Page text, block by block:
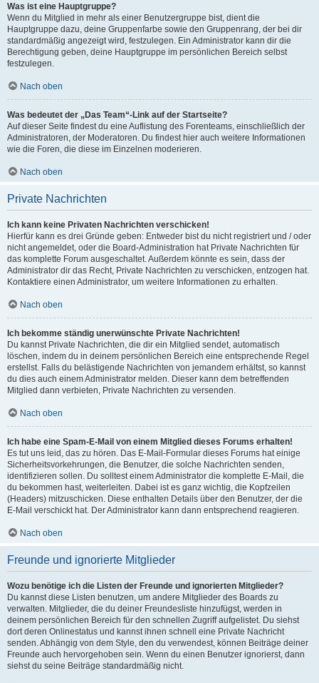
Was ist eine Hauptgruppe?
Wenn du Mitglied in mehr als einer Benutzergruppe bist, dient die
Hauptgruppe dazu, deine Gruppenfarbe sowie den Gruppenrang, der bei dir
standardmäßig angezeigt wird, festzulegen. Ein Administrator kann dir die
Berechtigung geben, deine Hauptgruppe im persönlichen Bereich selbst
festzulegen.
Nach oben
Was bedeutet der „Das Team“-Link auf der Startseite?
Auf dieser Seite findest du eine Auflistung des Forenteams, einschließlich der
Administratoren, der Moderatoren. Du findest hier auch weitere Informationen
wie die Foren, die diese im Einzelnen moderieren.
Nach oben
Private Nachrichten
Ich kann keine Privaten Nachrichten verschicken!
Hierfür kann es drei Gründe geben: Entweder bist du nicht registriert und / oder
nicht angemeldet, oder die Board-Administration hat Private Nachrichten für
das komplette Forum ausgeschaltet. Außerdem könnte es sein, dass der
Administrator dir das Recht, Private Nachrichten zu verschicken, entzogen hat.
Kontaktiere einen Administrator, um weitere Informationen zu erhalten.
Nach oben
Ich bekomme ständig unerwünschte Private Nachrichten!
Du kannst Private Nachrichten, die dir ein Mitglied sendet, automatisch
löschen, indem du in deinem persönlichen Bereich eine entsprechende Regel
erstellst. Falls du belästigende Nachrichten von jemandem erhältst, so kannst
du dies auch einem Administrator melden. Dieser kann dem betreffenden
Mitglied dann verbieten, Private Nachrichten zu versenden.
Nach oben
Ich habe eine Spam-E-Mail von einem Mitglied dieses Forums erhalten!
Es tut uns leid, das zu hören. Das E-Mail-Formular dieses Forums hat einige
Sicherheitsvorkehrungen, die Benutzer, die solche Nachrichten senden,
identifizieren sollen. Du solltest einem Administrator die komplette E-Mail, die
du bekommen hast, weiterleiten. Dabei ist es ganz wichtig, die Kopfzeilen
(Headers) mitzuschicken. Diese enthalten Details über den Benutzer, der die
E-Mail verschickt hat. Der Administrator kann dann entsprechend reagieren.
Nach oben
Freunde und ignorierte Mitglieder
Wozu benötige ich die Listen der Freunde und ignorierten Mitglieder?
Du kannst diese Listen benutzen, um andere Mitglieder des Boards zu
verwalten. Mitglieder, die du deiner Freundesliste hinzufügst, werden in
deinem persönlichen Bereich für den schnellen Zugriff aufgelistet. Du siehst
dort deren Onlinestatus und kannst ihnen schnell eine Private Nachricht
senden. Abhängig von dem Style, den du verwendest, können Beiträge deiner
Freunde auch hervorgehoben sein. Wenn du einen Benutzer ignorierst, dann
siehst du seine Beiträge standardmäßig nicht.